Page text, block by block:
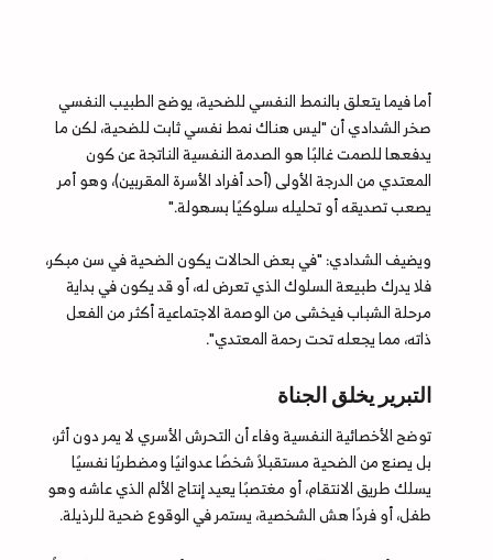
أما فيما يتعلق بالنمط النفسي للضحية، يوضح الطبيب النفسي
صخر الشدادي أن "ليس هناك نمط نفسي ثابت للضحية، لكن ما
يدفعها للصمت غالبًا هو الصدمة النفسية الناتجة عن كون
المعتدي من الدرجة الأولى (أحد أفراد الأسرة المقربين)، وهو أمر
يصعب تصديقه أو تحليله سلوكيًا بسهولة."
ويضيف الشدادي: "في بعض الحالات يكون الضحية في سن مبكر،
فلا يدرك طبيعة السلوك الذي تعرض له، أو قد يكون في بداية
مرحلة الشباب فيخشى من الوصمة الاجتماعية أكثر من الفعل
ذاته، مما يجعله تحت رحمة المعتدي".
التبرير يخلق الجناة
توضح الأخصائية النفسية وفاء أن التحرش الأسري لا يمر دون أثر،
بل يصنع من الضحية مستقبلاً شخصًا عدوانيًا ومضطربًا نفسيًا
يسلك طريق الانتقام، أو مغتصبًا يعيد إنتاج الألم الذي عاشه وهو
طفل، أو فردًا هش الشخصية، يستمر في الوقوع ضحية للرذيلة.